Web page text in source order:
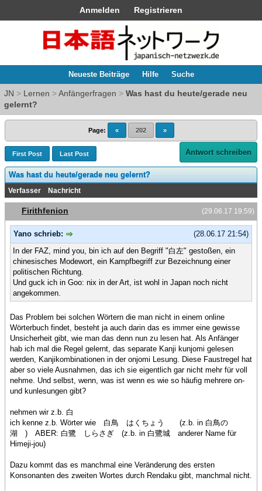
Anmelden Registrieren
Neueste Beiträge Hilfe Suche
JN > Lernen >Anfängerfragen > Was hast du heute/gerade neu
gelernt?
Page: « 202 »
First Post Last Post Antwort schreiben
Was hast du heute/gerade neu gelernt?
Verfasser Nachricht
(29.06.17 19:59)
Firithfenion
(28.06.17 21:54)
Yano schrieb:
In der FAZ, mind you, bin ich auf den Begriff "白左" gestoßen, ein
chinesisches Modewort, ein Kampfbegriff zur Bezeichnung einer
politischen Richtung.
Und guck ich in Goo: nix in der Art, ist wohl in Japan noch nicht
angekommen.
Das Problem bei solchen Wörtern die man nicht in einem online
Wörterbuch findet, besteht ja auch darin das es immer eine gewisse
Unsicherheit gibt, wie man das denn nun zu lesen hat. Als Anfänger
hab ich mal die Regel gelernt, das separate Kanji kunjomi gelesen
werden, Kanjikombinationen in der onjomi Lesung. Diese Faustregel hat
aber so viele Ausnahmen, das ich sie eigentlich gar nicht mehr für voll
nehme. Und selbst, wenn, was ist wenn es wie so häufig mehrere on-
und kunlesungen gibt?
nehmen wir z.b. 白
ich kenne z.b. Wörter wie 白鳥 はくちょう (z.b. in 白鳥の
湖 ) ABER: 白鷺 しらさぎ (z.b. in 白鷺城 anderer Name für
Himeji-jou)
Dazu kommt das es manchmal eine Veränderung des ersten
Konsonanten des zweiten Wortes durch Rendaku gibt, manchmal nicht.